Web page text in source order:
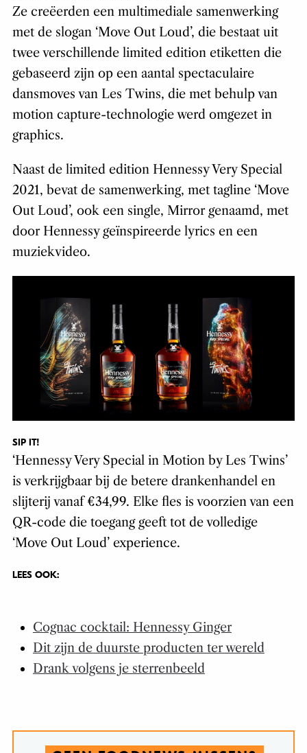
Ze creëerden een multimediale samenwerking
met de slogan ‘Move Out Loud’, die bestaat uit
twee verschillende limited edition etiketten die
gebaseerd zijn op een aantal spectaculaire
dansmoves van Les Twins, die met behulp van
motion capture-technologie werd omgezet in
graphics.
Naast de limited edition Hennessy Very Special
2021, bevat de samenwerking, met tagline ‘Move
Out Loud’, ook een single, Mirror genaamd, met
door Hennessy geïnspireerde lyrics en een
muziekvideo.
SIP IT!
‘Hennessy Very Special in Motion by Les Twins’
is verkrijgbaar bij de betere drankenhandel en
slijterij vanaf €34,99. Elke fles is voorzien van een
QR-code die toegang geeft tot de volledige
‘Move Out Loud’ experience.
LEES OOK:
Cognac cocktail: Hennessy Ginger
Dit zijn de duurste producten ter wereld
Drank volgens je sterrenbeeld